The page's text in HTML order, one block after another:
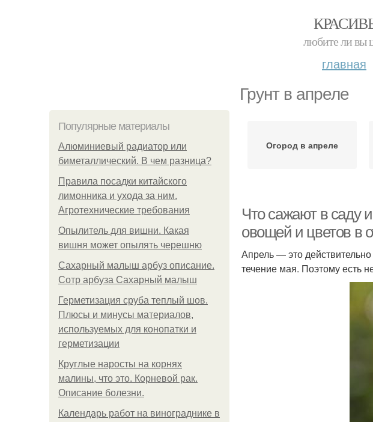
любите ли вы
главная
Грунт в апреле
Популярные материалы
Алюминиевый радиатор или
биметаллический. В чем разница?
Правила посадки китайского
лимонника и ухода за ним.
Агротехнические требования
Опылитель для вишни. Какая
вишня может опылять черешню
Сахарный малыш арбуз описание.
Сотр арбуза Сахарный малыш
Герметизация сруба теплый шов.
Плюсы и минусы материалов,
используемых для конопатки и
герметизации
Круглые наросты на корнях
малины, что это. Корневой рак.
Описание болезни.
Календарь работ на винограднике в
Огород в апреле
Что сажают в саду
овощей и цветов в
Апрель — это
течение мая. Поэтому есть